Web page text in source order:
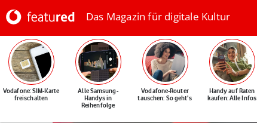
Das Magazin für digitale Kultur
Vodafone: SIM-Karte
freischalten
Alle Samsung-
Handys in
Reihenfolge
Vodafone-Router
tauschen: So geht's
Handy auf Raten
kaufen: Alle Infos